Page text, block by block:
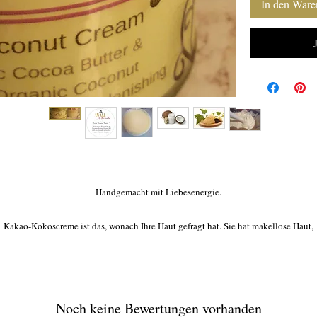
In den
Handgemacht mit Liebesenergie.
Kakao-Kokoscreme ist das, wonach Ihre Haut gefragt hat. Sie hat makellose Haut,
Verbrennungen, schützt die Haut vor freien Radikeln, ein natürlicher Haarspülung,
Noch keine Bewertungen vorhanden